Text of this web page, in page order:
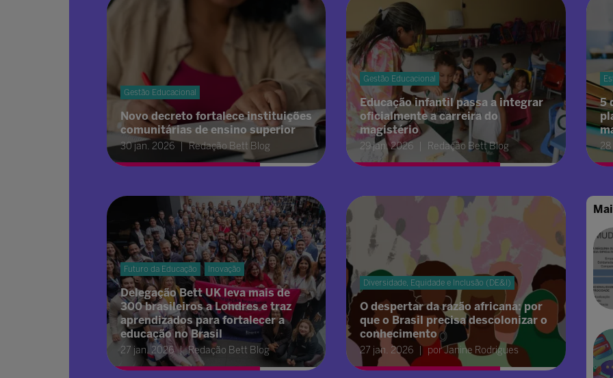
Gestão Educacional
Novo decreto fortalece instituições
comunitárias de ensino superior
30 jan. 2026 Redação Bett Blog
Gestão Educacional
Educação infantil passa a integrar
oficialmente a carreira do
magistério
29 jan. 2026 Redação Bett Blog
5
28
Futuro da Educação Inovação
Delegação Bett UK leva mais de
300 brasileiros a Londres e traz
aprendizados para fortalecer a
educação no Brasil
27 jan. 2026 Redação Bett Blog
Diversidade, Equidade e Inclusão (DE&I)
O despertar da razão africana: por
que o Brasil precisa descolonizar o
conhecimento
27 jan. 2026 por Janine Rodrigues